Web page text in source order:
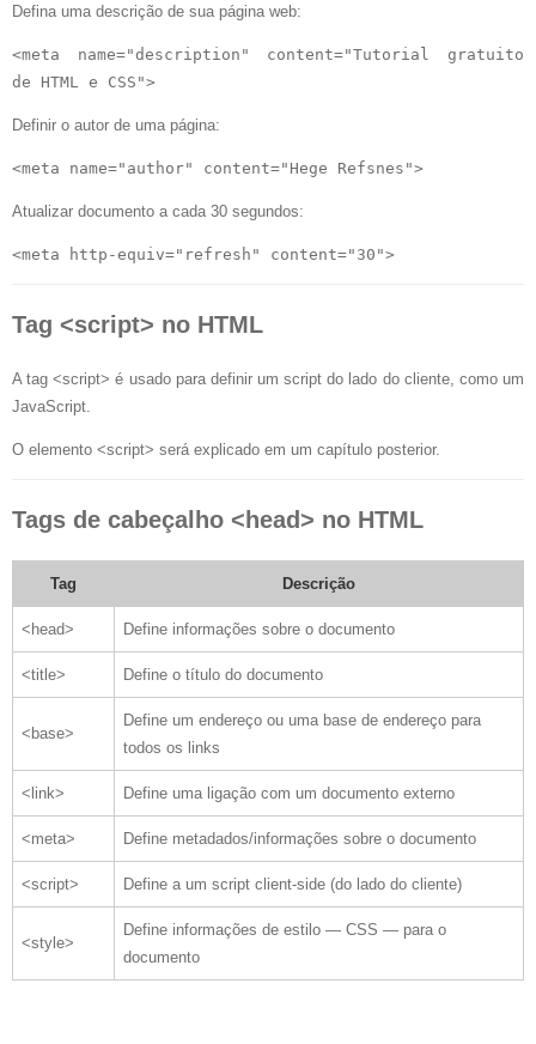
Defina uma descrição de sua página web:
<meta name="description" content="Tutorial gratuito
Definir o autor de uma página:
Atualizar documento a cada 30 segundos:
Tag <script> no HTML
A tag <script> é usado para definir um script do lado do cliente, como um
JavaScript.
O elemento <script> será explicado em um capítulo posterior.
Tags de cabeçalho <head> no HTML
Tag Descrição
<head> Define informações sobre o documento
<title> Define o título do documento
<base>
Define um endereço ou uma base de endereço para
todos os links
<link> Define uma ligação com um documento externo
<meta> Define metadados/informações sobre o documento
<script> Define a um script client-side (do lado do cliente)
<style>
Define informações de estilo — CSS — para o
documento